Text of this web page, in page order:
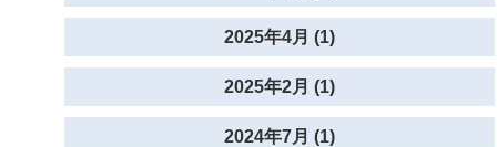
2025年4月 (1)
2025年2月 (1)
2024年7月 (1)